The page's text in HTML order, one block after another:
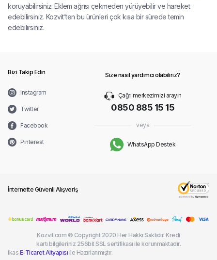
koruyabilirsiniz. Eklem ağrısı çekmeden yürüyebilir ve hareket
edebilirsiniz. Kozvit’ten bu ürünleri çok kısa bir sürede temin
edebilirsiniz.
Bizi Takip Edin
Instagram
Twitter
Facebook
Pinterest
Size nasıl yardımcı olabiliriz?
Çağrı merkezimizi arayın
0850 885 15 15
veya
WhatsApp Destek
İnternette Güvenli Alışveriş
Kozvit.com © Copyright 2020 Her Hakkı Saklıdır. Kredi
kartı bilgileriniz 256bit SSL sertifikası ile korunmaktadır.
ikas E-Ticaret Altyapısı ile Hazırlanmıştır.